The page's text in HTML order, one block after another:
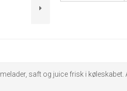
saft og juice frisk i